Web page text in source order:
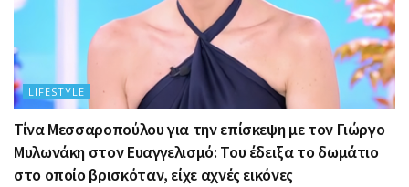
LIFESTYLE
Τίνα Μεσσαροπούλου για την επίσκεψη με τον Γιώργο
Μυλωνάκη στον Ευαγγελισμό: Του έδειξα το δωμάτιο
στο οποίο βρισκόταν, είχε αχνές εικόνες